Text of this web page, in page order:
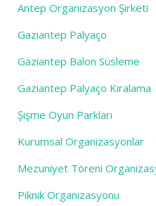
Antep Organizasyon Şirketi
Gaziantep Palyaço
Gaziantep Balon Süsleme
Gaziantep Palyaço Kiralama
Şişme Oyun Parkları
Kurumsal Organizasyonlar
Mezuniyet Töreni
Piknik Organizasyonu